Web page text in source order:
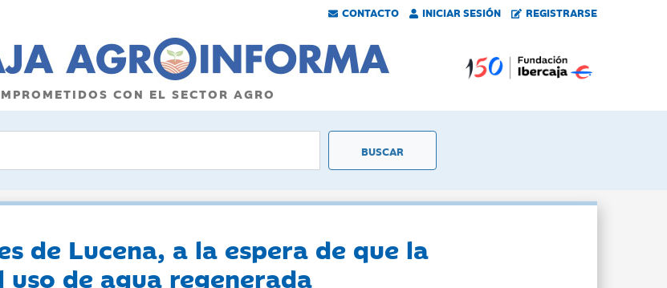
CONTACTO INICIAR SESIÓN REGISTRARSE
CON EL SECTOR AGRO
de Lucena, a la espera de que la
de agua regenerada